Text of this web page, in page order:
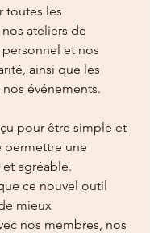
toutes les
ateliers de
et nos
ainsi que les
événements.
pour être simple et
permettre une
agréable.
ce nouvel outil
mieux
nos membres, nos